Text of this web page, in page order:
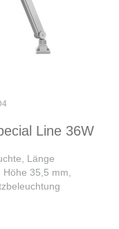
Line 36W
Länge
35,5 mm,